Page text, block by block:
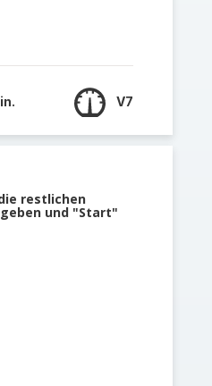
V7
restlichen
und "Start"